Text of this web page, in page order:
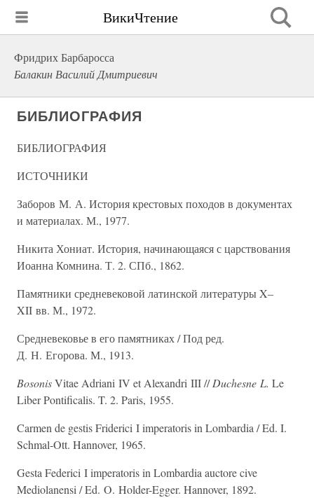
ВикиЧтение
Фридрих Барбаросса
Балакин Василий Дмитриевич
БИБЛИОГРАФИЯ
БИБЛИОГРАФИЯ
ИСТОЧНИКИ
Заборов М. А. История крестовых походов в документах
и материалах. М., 1977.
Никита Хониат. История, начинающаяся с царствования
Иоанна Комнина. Т. 2. СПб., 1862.
Памятники средневековой латинской литературы X–
XII вв. М., 1972.
Средневековье в его памятниках / Под ред.
Д. Н. Егорова. М., 1913.
BosonisVitae Adriani IV et Alexandri III //Duchesne L. Le
Liber Pontificalis. T. 2. Paris, 1955.
Carmen de gestis Friderici I imperatoris in Lombardia / Ed. I.
Schmal-Ott. Hannover, 1965.
Gesta Federici I imperatoris in Lombardia auctore cive
Mediolanensi / Ed. O. Holder-Egger. Hannover, 1892.